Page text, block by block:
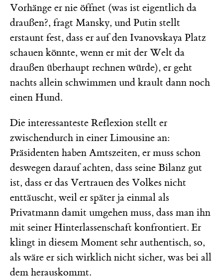
Vorhänge er nie öffnet (was ist eigentlich da
draußen?, fragt Mansky, und Putin stellt
erstaunt fest, dass er auf den Ivanovskaya Platz
schauen könnte, wenn er mit der Welt da
draußen überhaupt rechnen würde), er geht
nachts allein schwimmen und krault dann noch
einen Hund.
Die interessanteste Reflexion stellt er
zwischendurch in einer Limousine an:
Präsidenten haben Amtszeiten, er muss schon
deswegen darauf achten, dass seine Bilanz gut
ist, dass er das Vertrauen des Volkes nicht
enttäuscht, weil er später ja einmal als
Privatmann damit umgehen muss, dass man ihn
mit seiner Hinterlassenschaft konfrontiert. Er
klingt in diesem Moment sehr authentisch, so,
als wäre er sich wirklich nicht sicher, was bei all
dem herauskommt.